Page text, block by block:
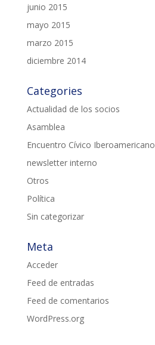
junio 2015
mayo 2015
marzo 2015
diciembre 2014
Categories
Actualidad de los socios
Asamblea
Encuentro Cívico Iberoamericano
newsletter interno
Otros
Política
Sin categorizar
Meta
Acceder
Feed de entradas
Feed de comentarios
WordPress.org